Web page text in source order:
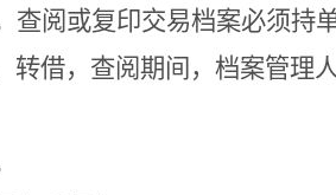
查阅或复印交易档案必须持
转借，查阅期间，档案管理